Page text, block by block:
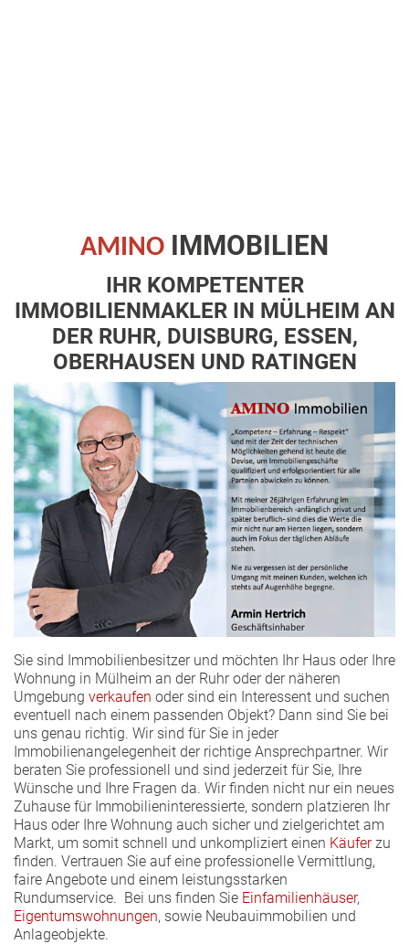
AMINO IMMOBILIEN
IHR KOMPETENTER
IMMOBILIENMAKLER IN MÜLHEIM AN
DER RUHR, DUISBURG, ESSEN,
OBERHAUSEN UND RATINGEN
Sie sind Immobilienbesitzer und möchten Ihr Haus oder Ihre
Wohnung in Mülheim an der Ruhr oder der näheren
Umgebung verkaufen oder sind ein Interessent und suchen
eventuell nach einem passenden Objekt? Dann sind Sie bei
uns genau richtig. Wir sind für Sie in jeder
Immobilienangelegenheit der richtige Ansprechpartner. Wir
beraten Sie professionell und sind jederzeit für Sie, Ihre
Wünsche und Ihre Fragen da. Wir finden nicht nur ein neues
Zuhause für Immobilieninteressierte, sondern platzieren Ihr
Haus oder Ihre Wohnung auch sicher und zielgerichtet am
Markt, um somit schnell und unkompliziert einen Käuferzu
finden. Vertrauen Sie auf eine professionelle Vermittlung,
faire Angebote und einem leistungsstarken
Rundumservice. Bei uns finden Sie Einfamilienhäuser,
Eigentumswohnungen, sowie Neubauimmobilien und
Anlageobjekte.